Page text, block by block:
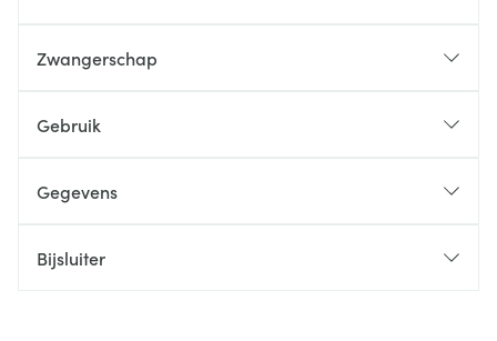
Zwangerschap
Gebruik
Gegevens
Bijsluiter